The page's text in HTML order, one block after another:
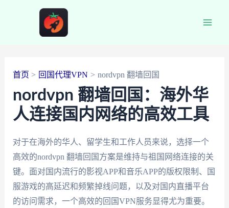
首页 回国代理VPN nordvpn 翻墙回国
nordvpn 翻墙回国：海外华
人连接国内网络的高效工具
对于在海外的华人、留学生和工作人员来说，选择一个
高效的nordvpn 翻墙回国方案是维持与祖国网络连接的关
键。面对国内流行的影视APP和音乐APP的版权限制、国
服游戏的高延迟和频繁掉线问题，以及对国内直播平台
的访问需求，一个高效的回国VPN服务显得尤为重要。